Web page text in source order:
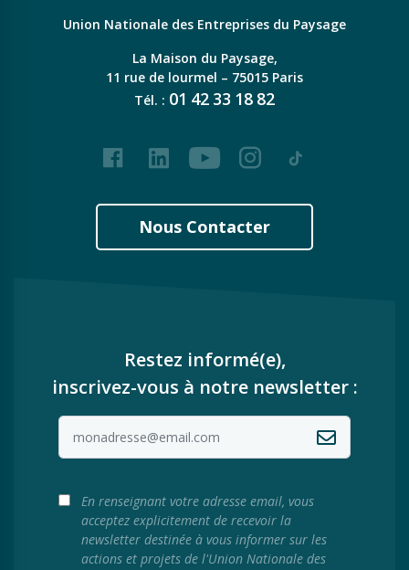
Union Nationale des Entreprises du Paysage
La Maison du Paysage,
11 rue de lourmel – 75015 Paris
Tél. : 01 42 33 18 82
FacebookLinkedInYoutubeInstagram
Tiktok
Nous Contacter
Restez informé(e),
inscrivez-vous à notre newsletter :
En renseignant votre adresse email, vous
acceptez explicitement de recevoir la
newsletter destinée à vous informer sur les
actions et projets de l'Union Nationale des